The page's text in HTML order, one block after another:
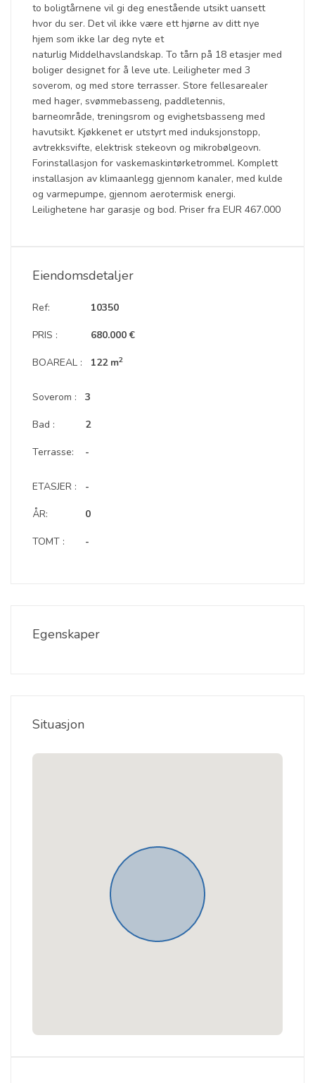
to boligtårnene vil gi deg enestående utsikt uansett
hvor du ser. Det vil ikke være ett hjørne av ditt nye
hjem som ikke lar deg nyte et
naturlig Middelhavslandskap. To tårn på 18 etasjer med
boliger designet for å leve ute. Leiligheter med 3
soverom, og med store terrasser. Store fellesarealer
med hager, svømmebasseng, paddletennis,
barneområde, treningsrom og evighetsbasseng med
havutsikt. Kjøkkenet er utstyrt med induksjonstopp,
avtrekksvifte, elektrisk stekeovn og mikrobølgeovn.
Forinstallasjon for vaskemaskintørketrommel. Komplett
installasjon av klimaanlegg gjennom kanaler, med kulde
og varmepumpe, gjennom aerotermisk energi.
Leilighetene har garasje og bod. Priser fra EUR 467.000
Eiendomsdetaljer
Ref:
PRIS :
BOAREAL :
10350
680.000 €
122 m2
Soverom :
Bad :
Terrasse:
3
2
-
ETASJER :
ÅR:
TOMT :
-
0
-
Egenskaper
Situasjon